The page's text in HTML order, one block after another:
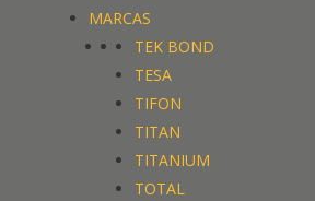
MARCAS
TEK BOND
TESA
TIFON
TITAN
TITANIUM
TOTAL